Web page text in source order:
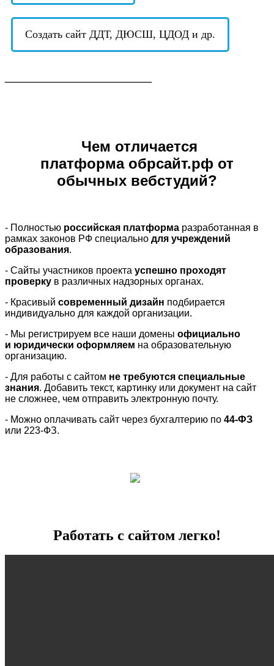
Создать сайт ДДТ, ДЮСШ, ЦДОД и др.
Чем отличается
платформа обрсайт.рф от
обычных вебстудий?
- Полностью российская платформа разработанная в
рамках законов РФ специально для учреждений
образования.
- Сайты участников проекта успешно проходят
проверку в различных надзорных органах.
- Красивый современный дизайн подбирается
индивидуально для каждой организации.
- Мы регистрируем все наши домены официально
и юридически оформляем на образовательную
организацию.
- Для работы с сайтом не требуются специальные
знания. Добавить текст, картинку или документ на сайт
не сложнее, чем отправить электронную почту.
- Можно оплачивать сайт через бухгалтерию по 44-ФЗ
или 223-ФЗ.
Работать с сайтом легко!